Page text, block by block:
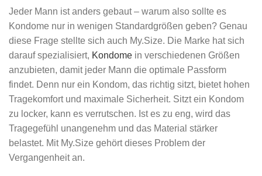
Jeder Mann ist anders gebaut – warum also sollte es
Kondome nur in wenigen Standardgrößen geben? Genau
diese Frage stellte sich auch My.Size. Die Marke hat sich
darauf spezialisiert, Kondome in verschiedenen Größen
anzubieten, damit jeder Mann die optimale Passform
findet. Denn nur ein Kondom, das richtig sitzt, bietet hohen
Tragekomfort und maximale Sicherheit. Sitzt ein Kondom
zu locker, kann es verrutschen. Ist es zu eng, wird das
Tragegefühl unangenehm und das Material stärker
belastet. Mit My.Size gehört dieses Problem der
Vergangenheit an.